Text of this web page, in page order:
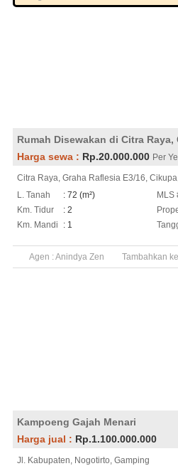
Rumah Disewakan di Citra Raya,
Harga sewa : Rp.20.000.000 Per
Citra Raya, Graha Raflesia E3/16,
L. Tanah
: 72 (m²)
Km. Tidur
: 2
Km. Mandi
: 1
MLS
Agen :Anindya Zen Tambahkan
Kampoeng Gajah Menari
Harga jual : Rp.1.100.000.000
Jl. Kabupaten, Nogotirto, Gamping